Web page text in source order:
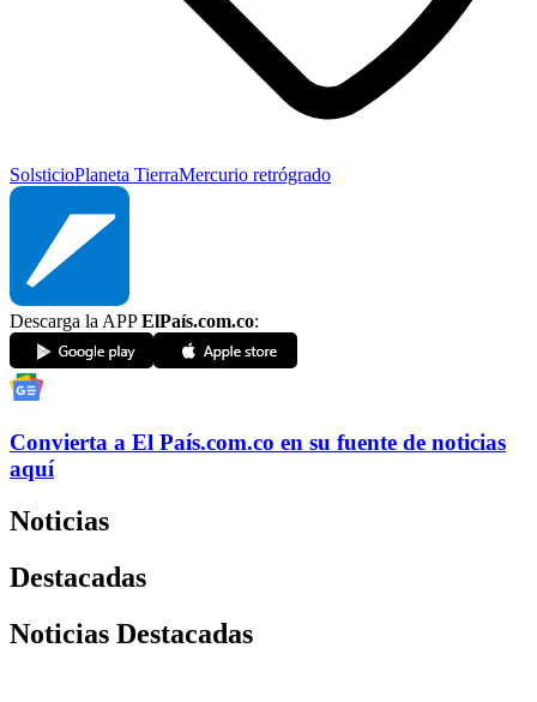
SolsticioPlaneta TierraMercurio retrógrado
Descarga la APPElPaís.com.co:
Convierta a El País.com.co en su fuente de noticias
aquí
Noticias
Destacadas
Noticias Destacadas